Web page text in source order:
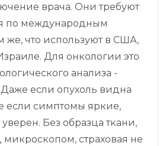
врача. Они требуют
по международным
же, что используют в США,
Для онкологии это
анализа -
если опухоль видна
если симптомы яркие,
Без образца ткани,
микроскопом, страховая не